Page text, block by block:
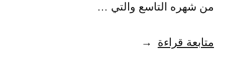
من شهره التاسع والتي …
متابعة قراءة “التربية